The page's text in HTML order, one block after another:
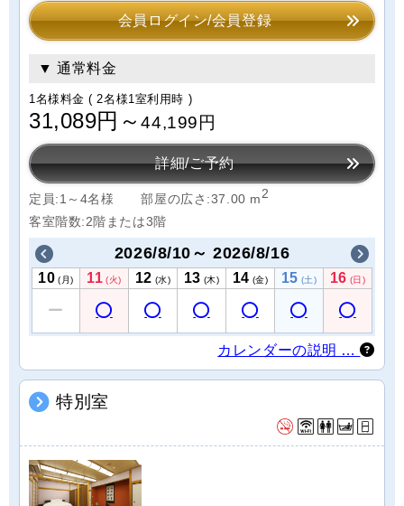
会員ログイン/会員登録
▼ 通常料金
1名様料金( 2名様1室利用時 )
31,089円～44,199円
詳細/ご予約
定員:1～4名様 部屋の広さ:37.00 m 2
客室階数:2階または3階
2026/8/10～ 2026/8/16
10 (月) 11 (火) 12 (水) 13 (木) 14 (金) 15 (土) 16 (日)
カレンダーの説明 …
特別室